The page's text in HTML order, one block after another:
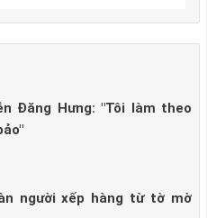
Đăng Hưng: "Tôi làm theo
người xếp hàng từ tờ mờ